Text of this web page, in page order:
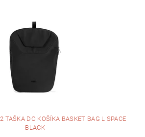
TAŠKA DO KOŠÍKA BASKET BAG L SPACE
BLACK